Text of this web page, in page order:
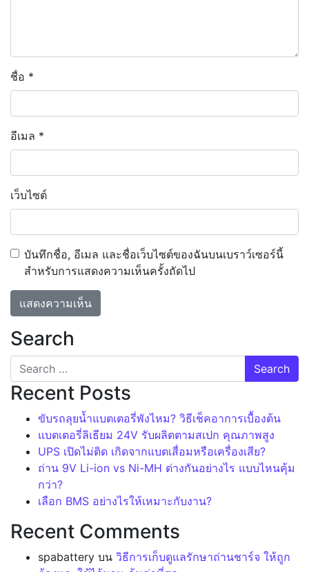
ชื่อ *
อีเมล *
เว็บไซต์
บันทึกชื่อ, อีเมล และชื่อเว็บไซต์ของฉันบนเบราว์เซอร์นี้
สำหรับการแสดงความเห็นครั้งถัดไป
Search
Recent Posts
ขับรถลุยน้ำแบตเตอรี่พังไหม? วิธีเช็คอาการเบื้องต้น
แบตเตอรี่ลิเธียม 24V รับผลิตตามสเปก คุณภาพสูง
UPS เปิดไม่ติด เกิดจากแบตเสื่อมหรือเครื่องเสีย?
ถ่าน 9V Li-ion vs Ni-MH ต่างกันอย่างไร แบบไหนคุ้ม
กว่า?
เลือก BMS อย่างไรให้เหมาะกับงาน?
Recent Comments
spabattery บน วิธีการเก็บดูแลรักษาถ่านชาร์จ ให้ถูก